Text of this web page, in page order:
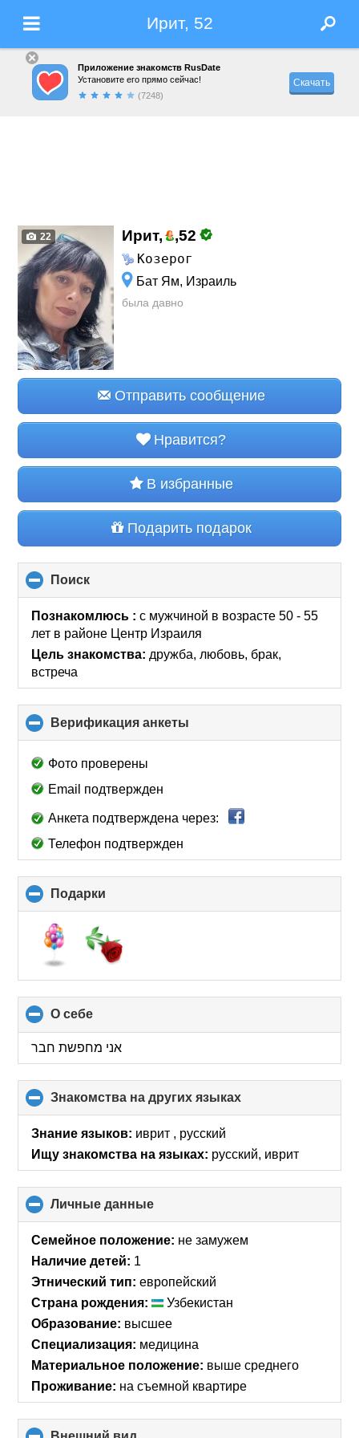
Ирит, 52
Приложение знакомств RusDate
Установите его прямо сейчас!
(7248)
Скачать
22 Ирит, ,52
Козерог
Бат Ям, Израиль
была давно
Отправить сообщение
Нравится?
В избранные
Подарить подарок
Поиск
to
collapse
contents
Познакомлюсь :с мужчиной в возрасте 50 - 55
лет в районе Центр Израиля
Цель знакомства: дружба, любовь, брак,
встреча
Верификация анкеты
to
Фото проверены
Email подтвержден
Анкета подтверждена через:
Телефон подтвержден
Подарки
to
contents
О себе
to
collapse
contents
אני מחפשת חבר
Знакомства на других языках
to
contents
Знание языков: иврит , русский
Ищу знакомства на языках: русский, иврит
Личные данные
to
collapse
Семейное положение: не замужем
Наличие детей: 1
Этнический тип: европейский
Страна рождения:
Узбекистан
Образование: высшее
Специализация: медицина
Материальное положение: выше среднего
Проживание: на съемной квартире